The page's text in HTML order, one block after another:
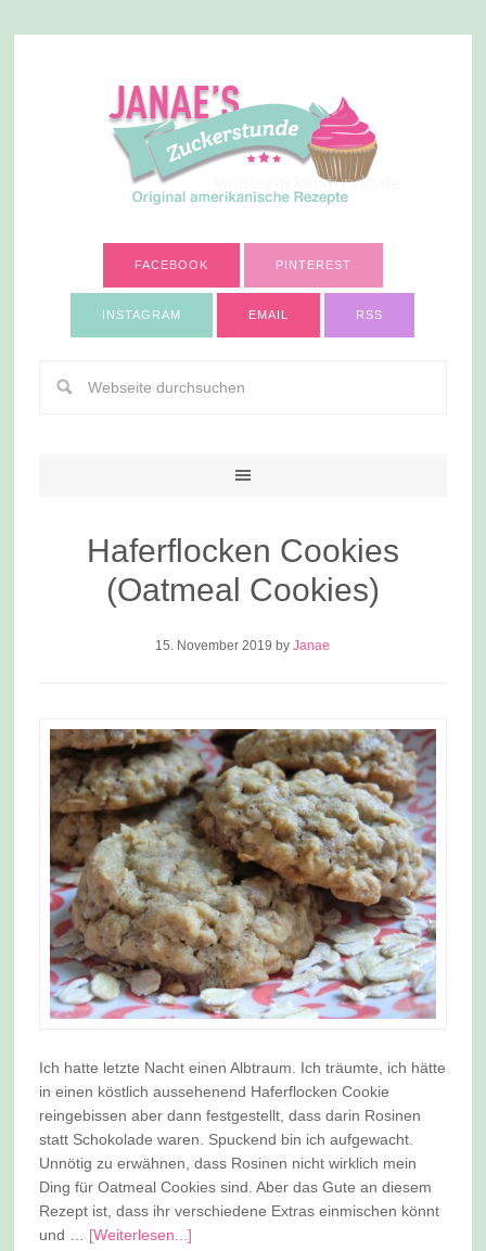
FACEBOOK PINTEREST
INSTAGRAM EMAIL RSS
Haferflocken Cookies
(Oatmeal Cookies)
15. November 2019 byJanae
Ich hatte letzte Nacht einen Albtraum. Ich träumte, ich hätte
in einen köstlich aussehenend Haferflocken Cookie
reingebissen aber dann festgestellt, dass darin Rosinen
statt Schokolade waren. Spuckend bin ich aufgewacht.
Unnötig zu erwähnen, dass Rosinen nicht wirklich mein
Ding für Oatmeal Cookies sind. Aber das Gute an diesem
Rezept ist, dass ihr verschiedene Extras einmischen könnt
und … [Weiterlesen...]